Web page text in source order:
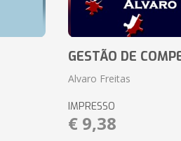
GESTÃO DE
Alvaro Freitas
IMPRESSO
€ 9,38